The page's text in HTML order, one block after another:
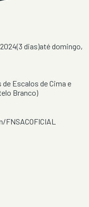
(3 dias)atédomingo,
Escalos de Cima e
Branco)